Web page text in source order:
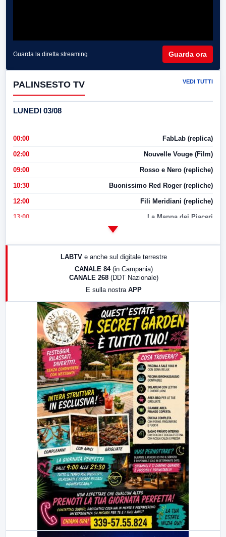
Guarda la diretta streaming Guarda ora
PALINSESTO TV VEDI TUTTI
LUNEDI 03/08
00:00 FabLab (replica)
02:00 Nouvelle Vouge (Film)
09:00 Rosso e Nero (repliche)
10:30 Buonissimo Red Roger (repliche)
12:00 Fili Meridiani (repliche)
13:00 La Mappa dei Piaceri
17:00 LabNews (replica)
LabNews (replica)
LABTV e anche sul digitale terrestre
CANALE 84 (in Campania)
CANALE 268 (DDT Nazionale)
E sulla nostra APP